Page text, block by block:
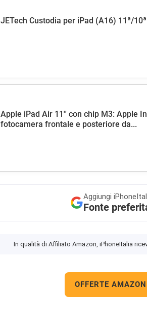
JETech Custodia per iPad (A16) 11ª/
Apple iPad Air 11'' con chip M3: Apple
fotocamera frontale e posteriore da...
Aggiungi
Fonte
In qualità di Affiliato Amazon, iPhoneItalia
OFFERTE